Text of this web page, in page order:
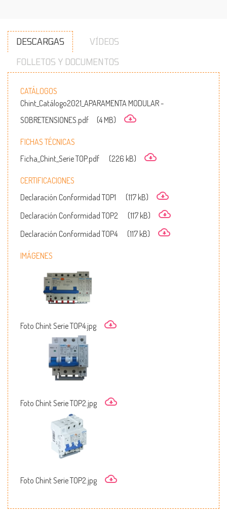
DESCARGAS VÍDEOS
FOLLETOS Y DOCUMENTOS
CATÁLOGOS
Chint_Catálogo2021_APARAMENTA MODULAR -
SOBRETENSIONES.pdf
(4 MB)
FICHAS TÉCNICAS
Ficha_Chint_Serie TOP.pdf
(226 kB)
CERTIFICACIONES
Declaración Conformidad TOP1
(117 kB)
Declaración Conformidad TOP2
(117 kB)
Declaración Conformidad TOP4
(117 kB)
IMÁGENES
Foto Chint Serie TOP4.jpg
Foto Chint Serie TOP2.jpg
Foto Chint Serie TOP2.jpg